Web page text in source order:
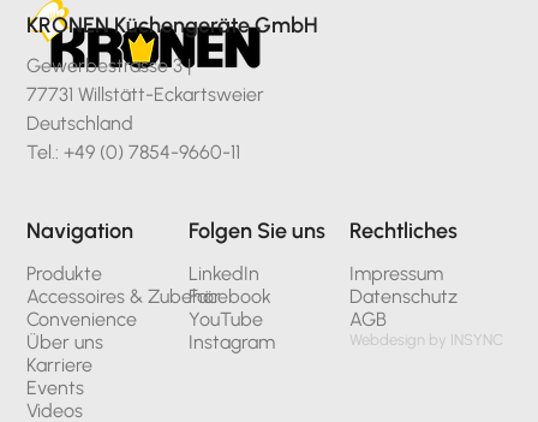
KRONEN Küchengeräte GmbH
Gewerbestrasse 3 |
77731 Willstätt-Eckartsweier
Deutschland
Tel.: +49 (0) 7854-9660-11
Navigation
Produkte
Accessoires & Zubehör
Convenience
Über uns
Karriere
Events
Videos
Folgen Sie uns
LinkedIn
Facebook
YouTube
Instagram
Rechtliches
Impressum
Datenschutz
AGB
Webdesign by INSYNC